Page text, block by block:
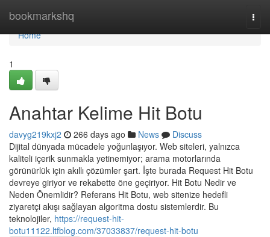
bookmarkshq
Home
Home
1
Anahtar Kelime Hit Botu
davyg219kxj2 266 days ago News
Discuss
Dijital dünyada mücadele yoğunlaşıyor. Web siteleri, yalnızca
kaliteli içerik sunmakla yetinemiyor; arama motorlarında
görünürlük için akıllı çözümler şart. İşte burada Request Hit Botu
devreye giriyor ve rekabette öne geçiriyor. Hit Botu Nedir ve
Neden Önemlidir? Referans Hit Botu, web sitenize hedefli
ziyaretçi akışı sağlayan algoritma dostu sistemlerdir. Bu
teknolojiler, https://request-hit-
botu11122.ltfblog.com/37033837/request-hit-botu